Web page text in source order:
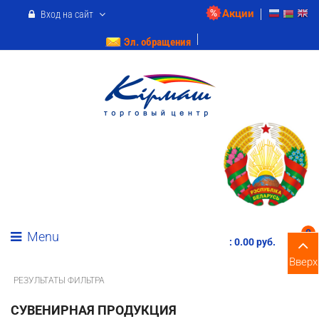
Акции
Вход на сайт
Эл. обращения
Menu
0
: 0.00 pуб.
РЕЗУЛЬТАТЫ ФИЛЬТРА
СУВЕНИРНАЯ ПРОДУКЦИЯ
Вверх